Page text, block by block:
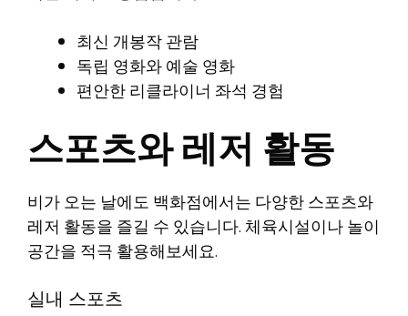
최신 개봉작 관람
독립 영화와 예술 영화
편안한 리클라이너 좌석 경험
스포츠와 레저 활동
비가 오는 날에도 백화점에서는 다양한 스포츠와
레저 활동을 즐길 수 있습니다. 체육시설이나 놀이
공간을 적극 활용해보세요.
실내 스포츠